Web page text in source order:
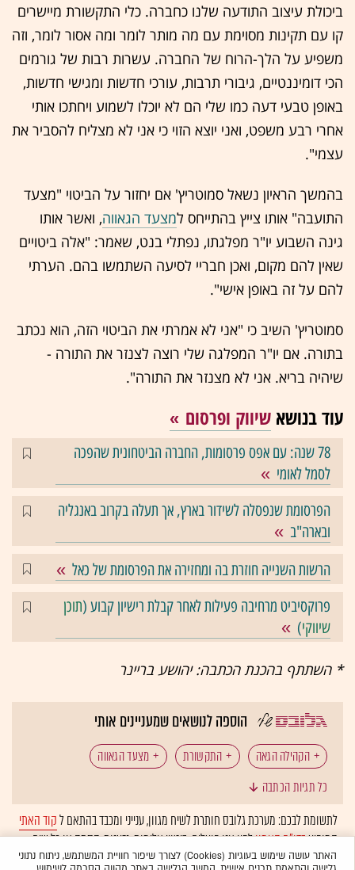
ביכולת עיצוב התודעה שלנו כחברה. כלי התקשורת מיישרים
קו עם תקינות מסוימת עם מה מותר לומר ומה אסור לומר, וזה
משפיע על הלך-הרוח של החברה. עשרות רבות של גורמים
הכי דומיננטיים, גיבורי תרבות, עורכי חדשות ומגישי חדשות,
באופן טבעי דעה כמו שלי הם לא יוכלו לשמוע ויחתכו אותי
אחרי רבע משפט, ואני יוצא הזוי כי אני לא מצליח להסביר את
עצמי".
בהמשך הראיון נשאל סמוטריץ' אם יחזור על הביטוי "מצעד
התועבה" אותו צייץ בהתייחס למצעד הגאווה, ואשר אותו
גינה השבוע יו"ר מפלגתו, נפתלי בנט, שאמר: "אלה ביטויים
שאין להם מקום, ואכן חבריי לסיעה השתמשו בהם. הערתי
להם על זה באופן אישי".
סמוטריץ' השיב כי "אני לא אמרתי את הביטוי הזה, הוא נכתב
בתורה. אם יו"ר המפלגה שלי רוצה לצנזר את התורה -
שיהיה בריא. אני לא מצנזר את התורה".
עוד בנושא שיווק ופרסום
78 שנה: עם אפס פרסומות, החברה הביטחונית שהפכה
לסמל לאומי
הפרסומת שנפסלה לשידור בארץ, אך תעלה בקרוב באנגליה
ובארה"ב
הרשות השנייה חוזרת בה ומחזירה את הפרסומת של כאל
פרוקסיביט מרחיבה פעילות לאחר קבלת רישיון קבוע (תוכן
שיווקי)
* השתתף בהכנת הכתבה: יהושע בריינר
הוספה לנושאים שמעניינים אותי
הקהילה הגאה התקשורת מצעד הגאווה
הבית היהודי
כל תגיות הכתבה
לתשומת לבכם: מערכת גלובס חותרת לשיח מגוון, ענייני ומכבד בהתאם לקוד האתי
המופיעבדו"ח האמוןלפיו אנו פועלים. ביטויי אלימות, גזענות, הסתה או כל שיח
בלתי הולם אחר מסוננים בצורהאוטומטיתולא יפורסמו באתר.
האתר עושה שימוש בעוגיות (Cookies) לצורך שיפור חוויית המשתמש, ניתוח נתוני